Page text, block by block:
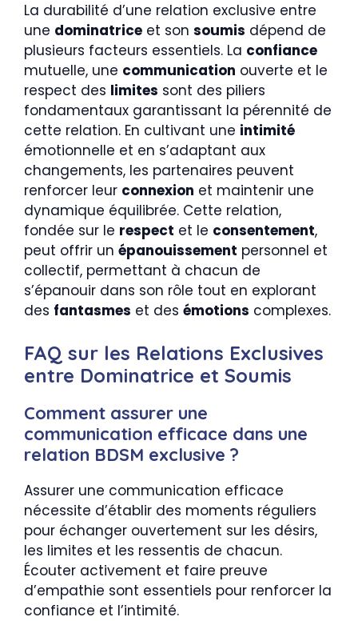
La durabilité d’une relation exclusive entre
une dominatrice et son soumis dépend de
plusieurs facteurs essentiels. La confiance
mutuelle, une communication ouverte et le
respect des limites sont des piliers
fondamentaux garantissant la pérennité de
cette relation. En cultivant une intimité
émotionnelle et en s’adaptant aux
changements, les partenaires peuvent
renforcer leur connexion et maintenir une
dynamique équilibrée. Cette relation,
fondée sur le respect et le consentement,
peut offrir un épanouissement personnel et
collectif, permettant à chacun de
s’épanouir dans son rôle tout en explorant
des fantasmes et des émotions complexes.
FAQ sur les Relations Exclusives
entre Dominatrice et Soumis
Comment assurer une
communication efficace dans une
relation BDSM exclusive ?
Assurer une communication efficace
nécessite d’établir des moments réguliers
pour échanger ouvertement sur les désirs,
les limites et les ressentis de chacun.
Écouter activement et faire preuve
d’empathie sont essentiels pour renforcer la
confiance et l’intimité.